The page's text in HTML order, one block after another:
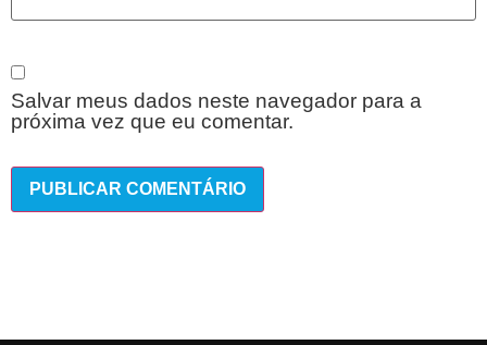
Salvar meus dados neste navegador para a
próxima vez que eu comentar.